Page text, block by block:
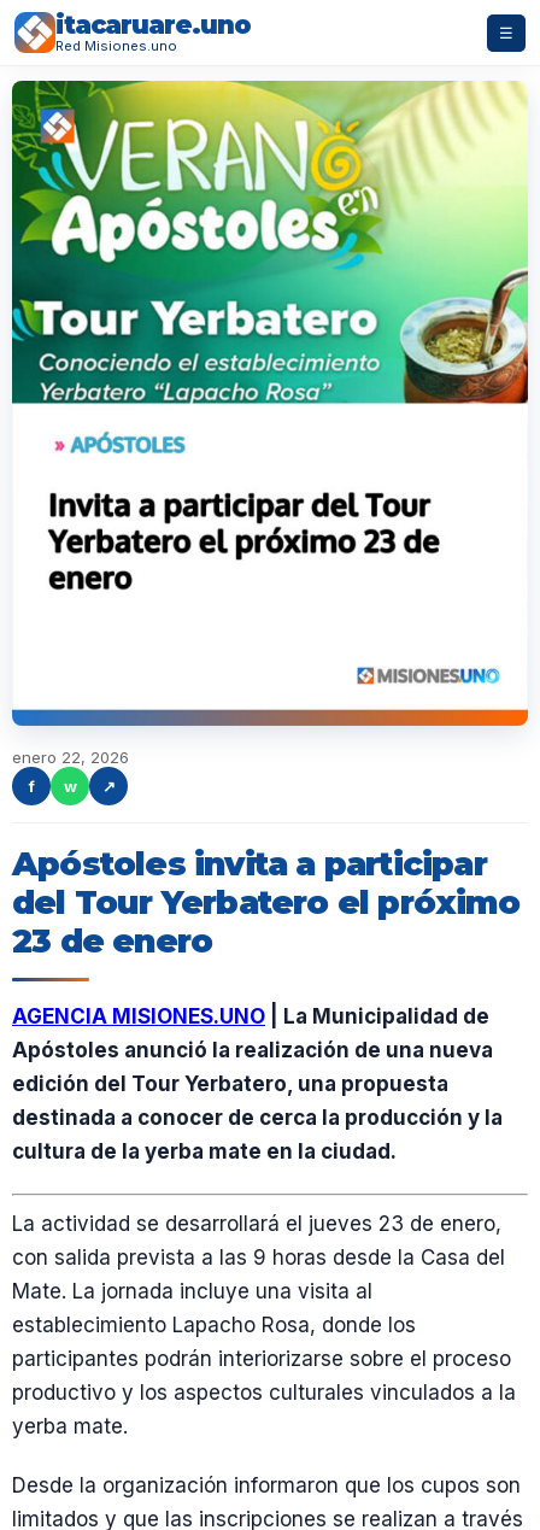
itacaruare.uno
Red Misiones.uno
☰
enero 22, 2026
f
w ↗
Apóstoles invita a participar
del Tour Yerbatero el próximo
23 de enero
AGENCIA MISIONES.UNO | La Municipalidad de
Apóstoles anunció la realización de una nueva
edición del Tour Yerbatero, una propuesta
destinada a conocer de cerca la producción y la
cultura de la yerba mate en la ciudad.
La actividad se desarrollará el jueves 23 de enero,
con salida prevista a las 9 horas desde la Casa del
Mate. La jornada incluye una visita al
establecimiento Lapacho Rosa, donde los
participantes podrán interiorizarse sobre el proceso
productivo y los aspectos culturales vinculados a la
yerba mate.
Desde la organización informaron que los cupos son
limitados y que las inscripciones se realizan a través